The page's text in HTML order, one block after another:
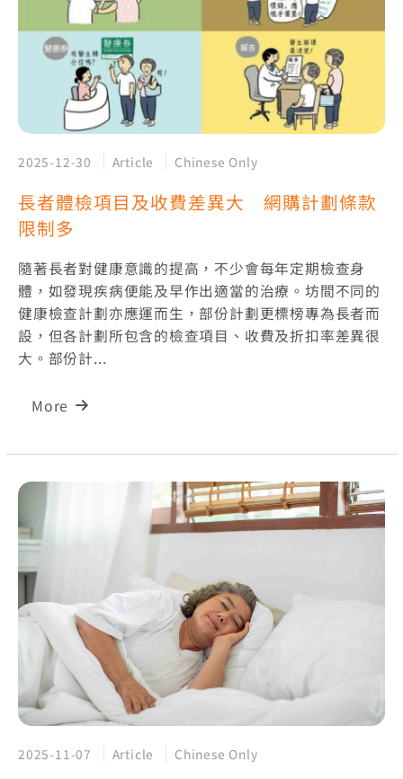
2025-12-30 Article Chinese Only
長者體檢項目及收費差異大 網購計劃條款
限制多
隨著長者對健康意識的提高，不少會每年定期檢查身
體，如發現疾病便能及早作出適當的治療。坊間不同的
健康檢查計劃亦應運而生，部份計劃更標榜專為長者而
設，但各計劃所包含的檢查項目、收費及折扣率差異很
大。部份計...
More
2025-11-07 Article Chinese Only